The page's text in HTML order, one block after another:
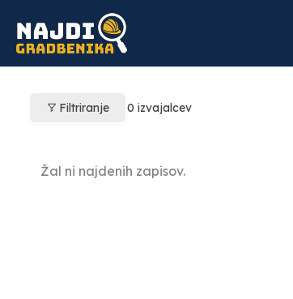
content
Filtriranje 0 izvajalcev
Žal ni najdenih zapisov.